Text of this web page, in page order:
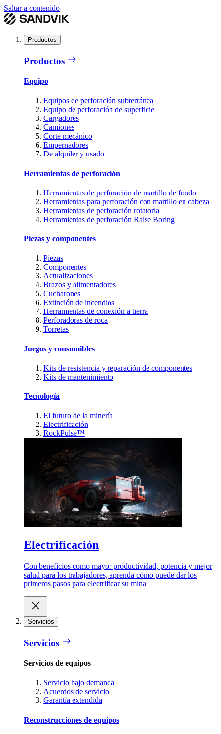
Saltar a contenido
Productos
Productos
Equipo
Equipos de perforación subterránea
Equipo de perforación de superficie
Cargadores
Camiones
Corte mecánico
Empernadores
De alquiler y usado
Herramientas de perforación
Herramientas de perforación de martillo de fondo
Herramientas para perforación con martillo en cabeza
Herramientas de perforación rotatoria
Herramientas de perforación Raise Boring
Piezas y componentes
Piezas
Componentes
Actualizaciones
Brazos y alimentadores
Cucharones
Extinción de incendios
Herramientas de conexión a tierra
Perforadoras de roca
Torretas
Juegos y consumibles
Kits de resistencia y reparación de componentes
Kits de mantenimiento
Tecnología
El futuro de la minería
Electrificación
RockPulse™
Electrificación
Con beneficios como mayor productividad, potencia y mejor
salud para los trabajadores, aprenda cómo puede dar los
primeros pasos para electrificar su mina.
Servicios
Servicios
Servicios de equipos
Servicio bajo demanda
Acuerdos de servicio
Garantía extendida
Reconstrucciones de equipos